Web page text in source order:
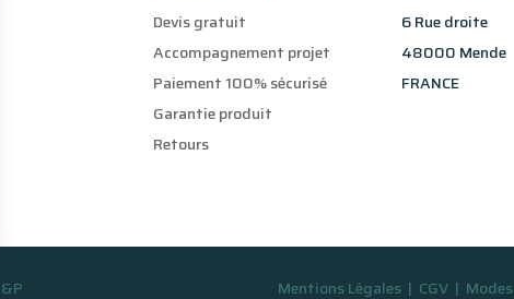
Devis gratuit
Accompagnement projet
Paiement 100% sécurisé
Garantie produit
Retours
6 Rue droite
48000 Mende
FRANCE
Mentions Légales| CGV |